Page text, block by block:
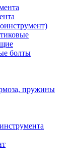
болты
пружины